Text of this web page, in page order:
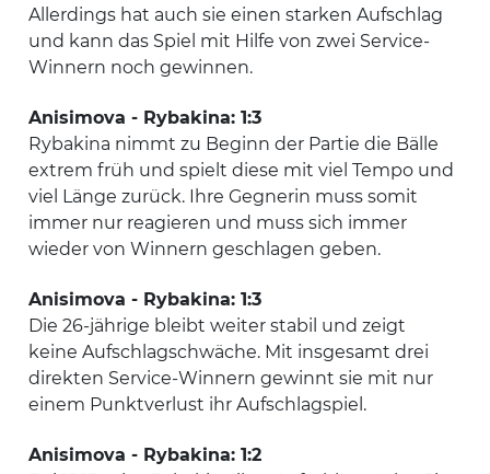
Allerdings hat auch sie einen starken Aufschlag
und kann das Spiel mit Hilfe von zwei Service-
Winnern noch gewinnen.
Anisimova - Rybakina: 1:3
Rybakina nimmt zu Beginn der Partie die Bälle
extrem früh und spielt diese mit viel Tempo und
viel Länge zurück. Ihre Gegnerin muss somit
immer nur reagieren und muss sich immer
wieder von Winnern geschlagen geben.
Anisimova - Rybakina: 1:3
Die 26-jährige bleibt weiter stabil und zeigt
keine Aufschlagschwäche. Mit insgesamt drei
direkten Service-Winnern gewinnt sie mit nur
einem Punktverlust ihr Aufschlagspiel.
Anisimova - Rybakina: 1:2